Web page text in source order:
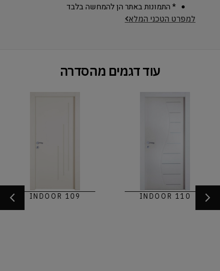
* התמונות באתר הן להמחשה בלבד
למפרט הטכני המלא
עוד דגמים מהסדרה
INDOOR 110
INDOOR 109